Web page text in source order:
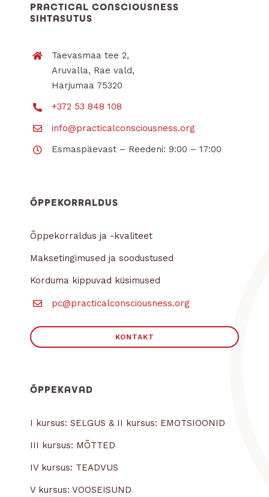
PRACTICAL CONSCIOUSNESS
SIHTASUTUS
Taevasmaa tee 2,
Aruvalla, Rae vald,
Harjumaa 75320
+372 53 848 108
info@practicalconsciousness.org
Esmaspäevast – Reedeni: 9:00 – 17:00
ÕPPEKORRALDUS
Õppekorraldus ja -kvaliteet
Maksetingimused ja soodustused
Korduma kippuvad küsimused
pc@practicalconsciousness.org
KONTAKT
ÕPPEKAVAD
I kursus: SELGUS & II kursus: EMOTSIOONID
III kursus: MÕTTED
IV kursus: TEADVUS
V kursus: VOOSEISUND